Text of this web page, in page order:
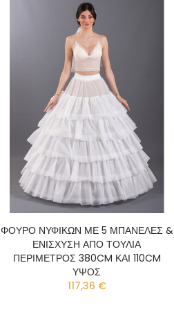
ΦΟΥΡΟ ΝΥΦΙΚΩΝ ΜΕ 5 ΜΠΑΝΕΛΕΣ &
ΕΝΙΣΧΥΣΗ ΑΠΟ ΤΟΥΛΙΑ
ΠΕΡΙΜΕΤΡΟΣ 380CM ΚΑΙ 110CM
ΥΨΟΣ
117,36 €